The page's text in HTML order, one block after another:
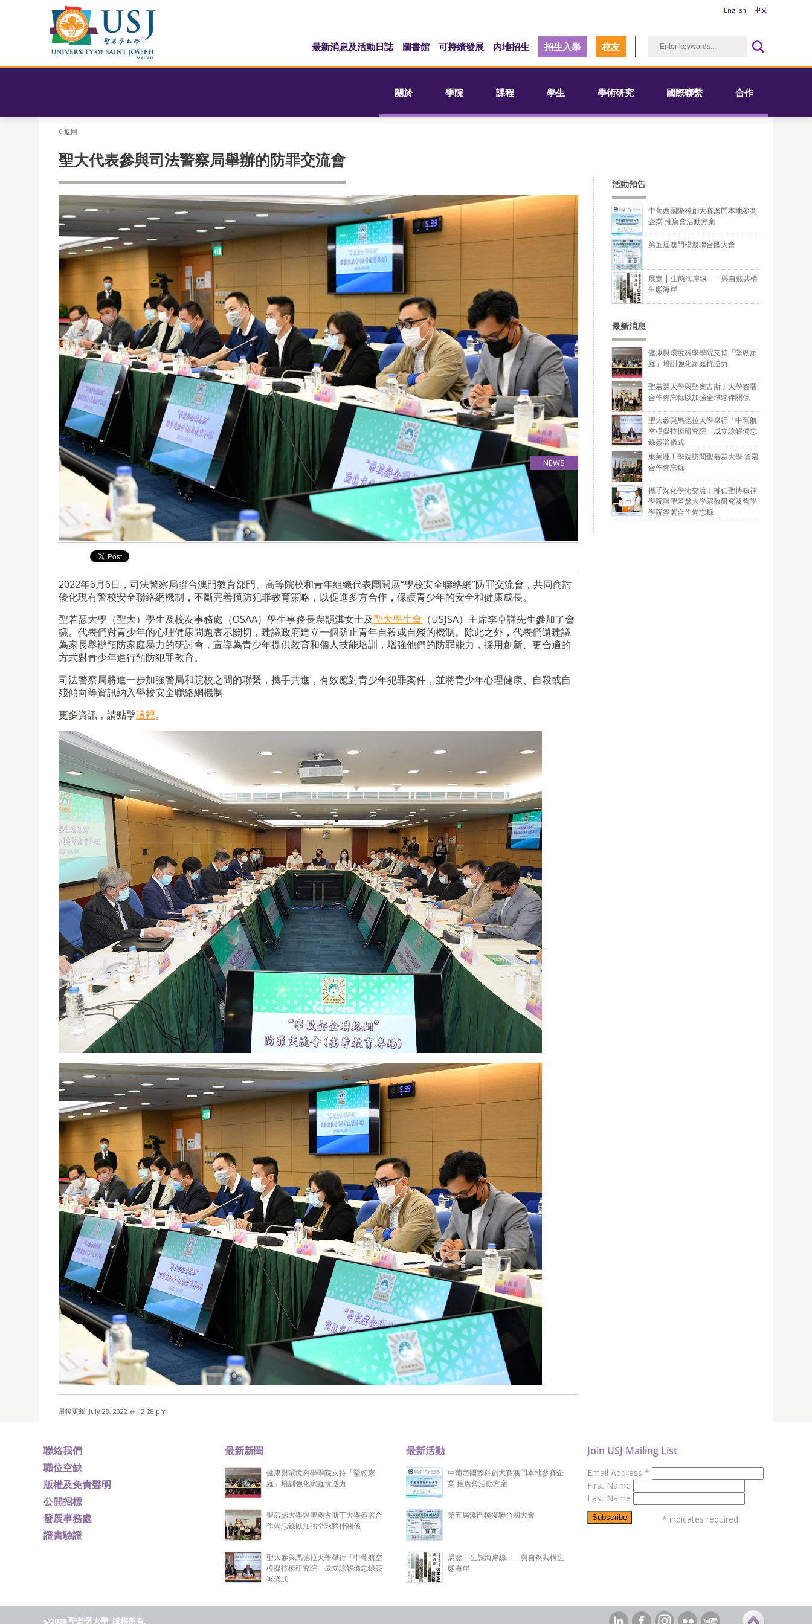
English 中文
最新消息及活動日誌 圖書館 可持續發展 内地招生 招生入學 校友
關於 學院 課程 學生 學術研究 國際聯繫 合作
返回
聖大代表參與司法警察局舉辦的防罪交流會
NEWS
聖大代表參與司法警察局舉辦的防罪交流會
10/06/2022
聖大代表參與司法警察局舉辦的“學校安全聯絡網”防罪交流會，共同商討優化現有警校安全聯絡網機制。
2022年6月6日，司法警察局聯合澳門教育部門、高等院校和青年組織代表團開展“學校安全聯絡網”防罪交流會，共同商討
優化現有警校安全聯絡網機制，不斷完善預防犯罪教育策略，以促進多方合作，保護青少年的安全和健康成長。
聖若瑟大學（聖大）學生及校友事務處（OSAA）學生事務長農韻淇女士及聖大學生會 （USJSA）主席李卓謙先生參加了會
議。代表們對青少年的心理健康問題表示關切，建議政府建立一個防止青年自殺或自殘的機制。除此之外，代表們還建議
為家長舉辦預防家庭暴力的研討會，宣導為青少年提供教育和個人技能培訓，增強他們的防罪能力，採用創新、更合適的
方式對青少年進行預防犯罪教育。
司法警察局將進一步加強警局和院校之間的聯繫，攜手共進，有效應對青少年犯罪案件，並將青少年心理健康、自殺或自
殘傾向等資訊納入學校安全聯絡網機制
更多資訊，請點擊這裡。
最後更新: July 28, 2022 在 12:28 pm
活動預告
中葡西國際科創大賽澳門本地參賽
企業 推廣會活動方案
第五屆澳門模擬聯合國大會
展覽 | 生態海岸線 ── 與自然共構
生態海岸
最新消息
健康與環境科學學院支持「堅韌家
庭」培訓強化家庭抗逆力
聖若瑟大學與聖奧古斯丁大學簽署
合作備忘錄以加強全球夥伴關係
聖大參與馬德拉大學舉行「中葡航
空模擬技術研究院」成立諒解備忘
錄簽署儀式
東莞理工學院訪問聖若瑟大學 簽署
合作備忘錄
攜手深化學術交流｜輔仁聖博敏神
學院與聖若瑟大學宗教研究及哲學
學院簽署合作備忘錄
聯絡我們
職位空缺
版權及免責聲明
公開招標
發展事務處
證書驗證
最新新聞
健康與環境科學學院支持「堅韌家
庭」培訓強化家庭抗逆力
聖若瑟大學與聖奧古斯丁大學簽署合
作備忘錄以加強全球夥伴關係
聖大參與馬德拉大學舉行「中葡航空
模擬技術研究院」成立諒解備忘錄簽
署儀式
最新活動
中葡西國際科創大賽澳門本地參賽企
業 推廣會活動方案
第五屆澳門模擬聯合國大會
展覽 | 生態海岸線 ── 與自然共構生
態海岸
Join USJ Mailing List
Email Address *
First Name
Last Name
* indicates required
©2026 聖若瑟大學, 版權所有.